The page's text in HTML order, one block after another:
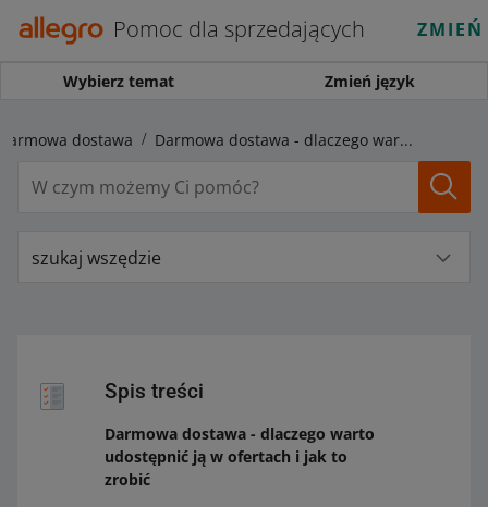
Pomoc dla sprzedających
Wybierz temat Zmień język
dostawa Darmowa dostawa - dlaczego warto udostępnić ją w ofertach i jak to zrobić
szukaj wszędzie
Spis treści
Darmowa dostawa - dlaczego warto
udostępnić ją w ofertach i jak to
zrobić